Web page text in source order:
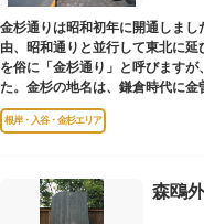
金杉通りは昭和初年に開通しま
由、昭和通りと並行して東北に
を俗に「金杉通り」と呼びます
た。金杉の地名は、鎌倉時代に
曽木、それが金杉に変わったもの
根岸・入谷・金杉エリア
森鴎